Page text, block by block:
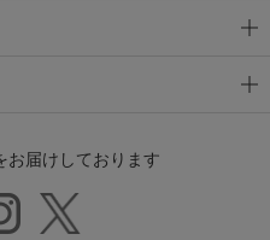
お届けしております